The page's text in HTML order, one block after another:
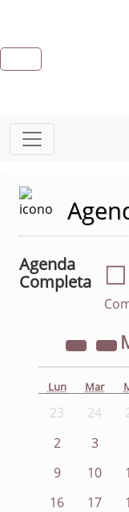
Agenda
Completa
☐
Lun Mar
23 24
2
3
9
10
16
17